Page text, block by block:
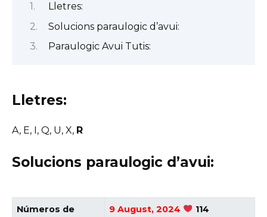
Lletres:
Solucions paraulogic d’avui:
Paraulogic Avui Tutis:
Lletres:
A, E, I, Q, U, X, R
Solucions paraulogic d’avui:
Números de
9 August, 2024
114